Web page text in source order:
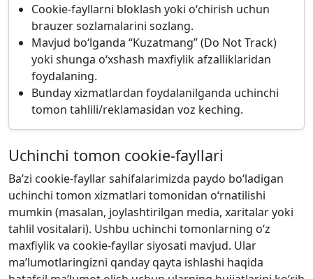
Cookie-fayllarni bloklash yoki oʻchirish uchun
brauzer sozlamalarini sozlang.
Mavjud boʻlganda “Kuzatmang” (Do Not Track)
yoki shunga oʻxshash maxfiylik afzalliklaridan
foydalaning.
Bunday xizmatlardan foydalanilganda uchinchi
tomon tahlili/reklamasidan voz keching.
Uchinchi tomon cookie-fayllari
Baʼzi cookie-fayllar sahifalarimizda paydo boʻladigan
uchinchi tomon xizmatlari tomonidan oʻrnatilishi
mumkin (masalan, joylashtirilgan media, xaritalar yoki
tahlil vositalari). Ushbu uchinchi tomonlarning oʻz
maxfiylik va cookie-fayllar siyosati mavjud. Ular
maʼlumotlaringizni qanday qayta ishlashi haqida